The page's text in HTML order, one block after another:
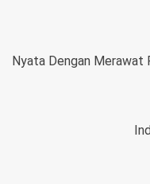
Nyata Dengan Merawat